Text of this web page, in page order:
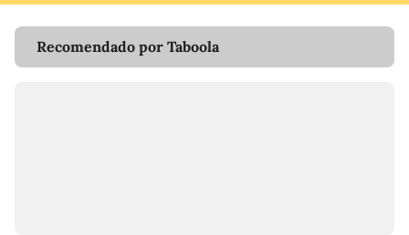
Recomendado por Taboola